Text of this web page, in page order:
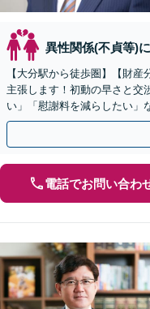
異性関係(不貞等)
【大分駅から徒歩圏】【財
主張します！初動の早さと交
い」「慰謝料を減らしたい」
能】
電話でお問い合わ